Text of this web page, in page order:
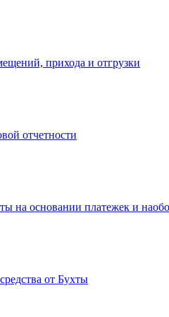
прихода и отгрузки
отчетности
на основании платежек и
от Бухты